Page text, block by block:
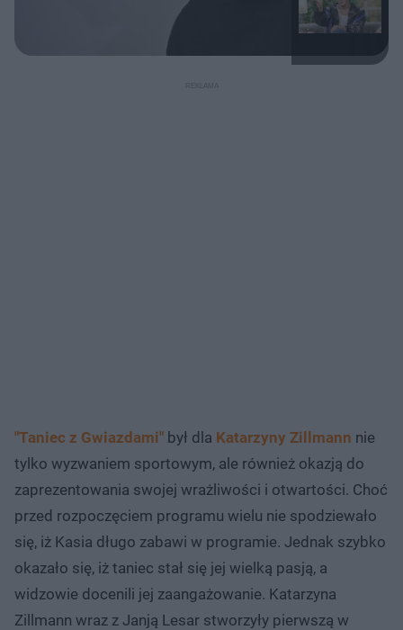
"Taniec z Gwiazdami" był dla Katarzyny Zillmann nie
tylko wyzwaniem sportowym, ale również okazją do
zaprezentowania swojej wrażliwości i otwartości. Choć
przed rozpoczęciem programu wielu nie spodziewało
się, iż Kasia długo zabawi w programie. Jednak szybko
okazało się, iż taniec stał się jej wielką pasją, a
widzowie docenili jej zaangażowanie. Katarzyna
Zillmann wraz z Janją Lesar stworzyły pierwszą w